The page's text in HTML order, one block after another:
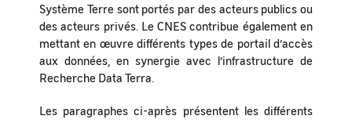
Système Terre sont portés par des acteurs publics ou
des acteurs privés. Le CNES contribue également en
mettant en œuvre différents types de portail d’accès
aux données, en synergie avec l’infrastructure de
Recherche Data Terra.
Les paragraphes ci-après présentent les différents